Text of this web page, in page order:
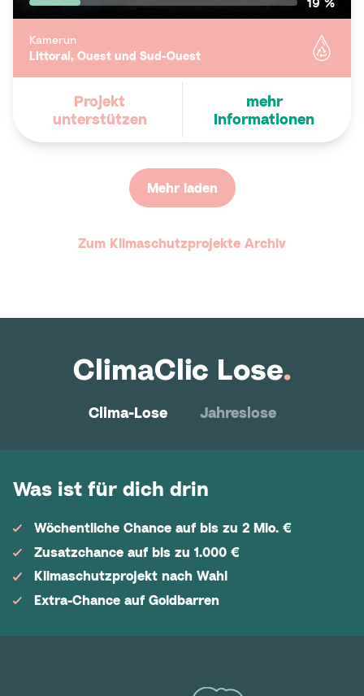
Kamerun
Littoral, Ouest und Sud-Ouest
Projekt
unterstützen
mehr
Informationen
Mehr laden
Zum Klimaschutzprojekte Archiv
ClimaClic Lose.
Clima-Lose Jahreslose
Was ist für dich drin
Wöchentliche Chance auf bis zu 2 Mio. €
Zusatzchance auf bis zu 1.000 €
Klimaschutzprojekt nach Wahl
Extra-Chance auf Goldbarren